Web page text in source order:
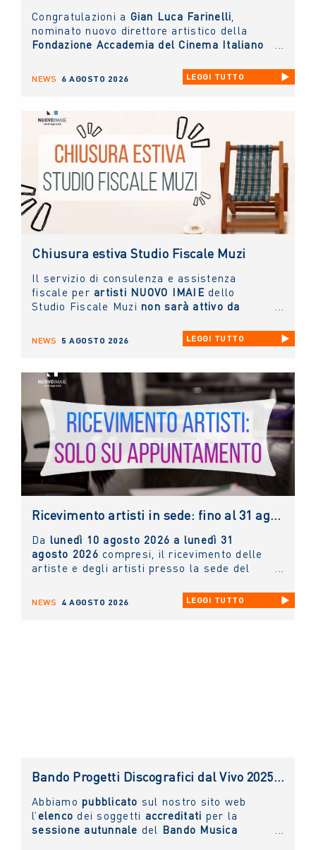
Congratulazioni a Gian Luca Farinelli
nominato nuovo direttore artistico della
Fondazione Accademia del Cinema Italiano
NEWS 6 AGOSTO 2026 LEGGI TUTTO
Chiusura estiva Studio Fiscale Muzi
Il servizio di consulenza e assistenza
fiscale per artisti NUOVO IMAIE dello
Studio Fiscale Muzi non sarà attivo da
NEWS 5 AGOSTO 2026 LEGGI TUTTO
Ricevimento artisti in sede: fino al 31 agosto 2026 solo con appuntamento
Da lunedì 10 agosto 2026 a lunedì 31
agosto 2026 compresi, il ricevimento delle
artiste e degli artisti presso la sede del
esclusivamente tramite appuntamento. Chi
lo desidera può scrivere un'e-mail
NEWS 4 AGOSTO 2026 LEGGI TUTTO
Bando Progetti Discografici dal Vivo 2025 – 2026: pubblicato l’elenco accreditati sessione autunnale
Abbiamo pubblicato sul nostro sito web
l’ elenco dei soggetti accreditati per la
sessione autunnale del Bando Musica